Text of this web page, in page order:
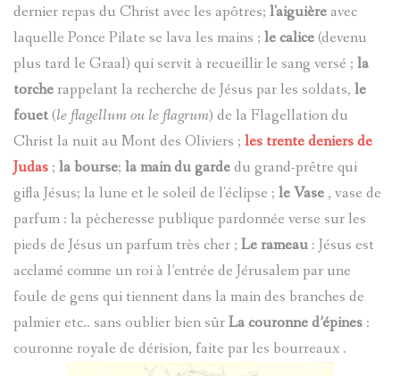
dernier repas du Christ avec les apôtres; l'aiguièreavec
laquelle Ponce Pilate se lava les mains ; le calice(devenu
plus tard le Graal) qui servit à recueillir le sang versé ; la
torcherappelant la recherche de Jésus par les soldats, le
fouet(le flagellum ou le flagrum) de la Flagellation du
Christ la nuit au Mont des Oliviers ; les trente deniers de
Judas ; la bourse; la main du gardedu grand-prêtre qui
gifla Jésus; la lune et le soleil de l'éclipse ; le Vase , vase de
parfum : la pècheresse publique pardonnée verse sur les
pieds de Jésus un parfum très cher ; Le rameau : Jésus est
acclamé comme un roi à l’entrée de Jérusalem par une
foule de gens qui tiennent dans la main des branches de
palmier etc.. sans oublier bien sûrLa couronne d’épines :
couronne royale de dérision, faite par les bourreaux .